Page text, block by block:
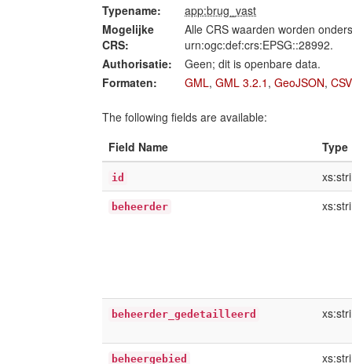
Typename:
app:brug_vast
Mogelijke
CRS:
Alle CRS waarden worden
urn:ogc:def:crs:EPSG::28992.
Authorisatie:
Geen; dit is openbare data.
Formaten:
GML, GML 3.2.1 , GeoJSON, CSV
The following fields are available:
Field Name
Type
id
beheerder
beheerder_gedetailleerd
beheergebied